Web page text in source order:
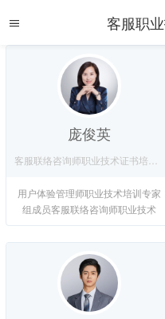
客服职
庞俊英
用户体验管理师职业技术培训专家
组成员客服联络咨询师职业技术
证...